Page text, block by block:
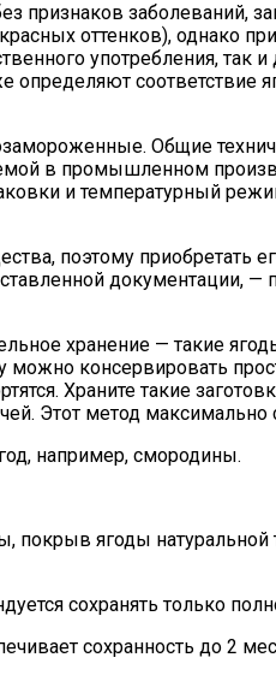
заболеваний,
оттенков), однако
употребления, так
соответствие
Общие
в промышленном
и температурный
поэтому приобретать
документации,
хранение — такие
консервировать
Храните такие
Этот метод максимально
например, смородины.
покрыв ягоды
сохранять только
сохранность до 2